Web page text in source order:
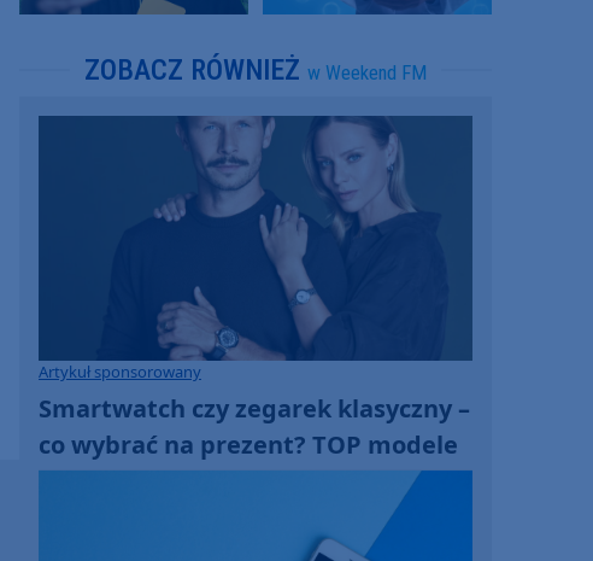
ZOBACZ RÓWNIEŻ w Weekend FM
Artykuł sponsorowany
Smartwatch czy zegarek klasyczny –
co wybrać na prezent? TOP modele